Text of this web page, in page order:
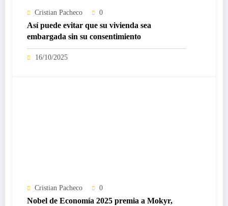
Cristian Pacheco 0
Así puede evitar que su vivienda sea
embargada sin su consentimiento
16/10/2025
Cristian Pacheco 0
Nobel de Economía 2025 premia a Mokyr,